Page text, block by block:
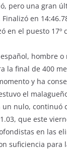
pero una gran
en
en el puesto 17º
hombre
la final de 400
y ha
el
nulo, continuó
que este
en las
suficiencia para